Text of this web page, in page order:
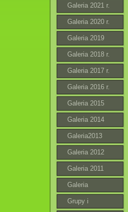
2023 r.
Galeria 2021 r.
Galeria 2020 r.
Galeria 2019
Galeria 2018 r.
Galeria 2017 r.
Galeria 2016 r.
Galeria 2015
Galeria 2014
Galeria2013
Galeria 2012
Galeria 2011
Galeria
Grupy i